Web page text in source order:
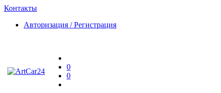
Контакты
Авторизация / Регистрация
0
0